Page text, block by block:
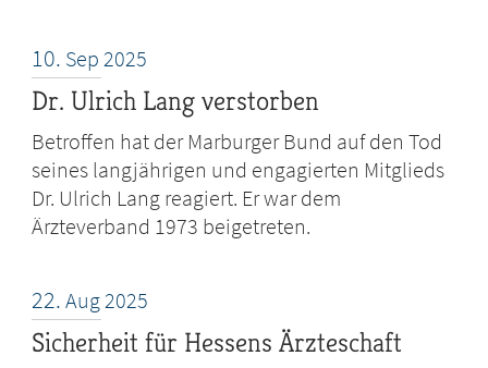
10. Sep 2025
Dr. Ulrich Lang verstorben
Betroffen hat der Marburger Bund auf den Tod
seines langjährigen und engagierten Mitglieds
Dr. Ulrich Lang reagiert. Er war dem
Ärzteverband 1973 beigetreten.
22. Aug2025
Sicherheit für Hessens Ärzteschaft